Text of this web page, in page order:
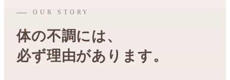
OUR STORY
体の不調には、
必ず理由があります。